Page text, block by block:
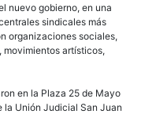
nuevo gobierno, en una
sindicales más
organizaciones sociales,
artísticos,
en la Plaza 25 de Mayo
la Unión Judicial San Juan